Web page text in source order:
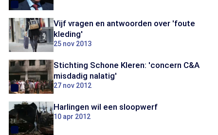
Vijf vragen en antwoorden over 'foute
kleding'
25 nov 2013
Stichting Schone Kleren: 'concern C&A
misdadig nalatig'
27 nov 2012
Harlingen wil een sloopwerf
10 apr 2012